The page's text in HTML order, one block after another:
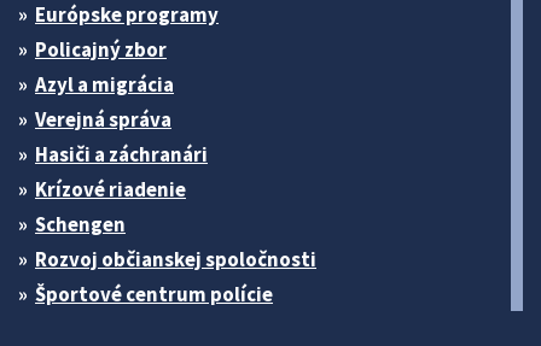
Európske programy
Policajný zbor
Azyl a migrácia
Verejná správa
Hasiči a záchranári
Krízové riadenie
Schengen
Rozvoj občianskej spoločnosti
Športové centrum polície